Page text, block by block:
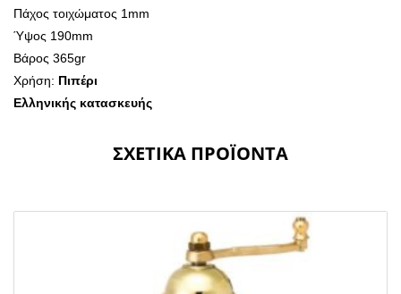
Πάχος τοιχώματος 1mm
Ύψος 190mm
Βάρος 365gr
Χρήση: Πιπέρι
Ελληνικής κατασκευής
ΣΧΕΤΙΚΆ ΠΡΟΪΌΝΤΑ